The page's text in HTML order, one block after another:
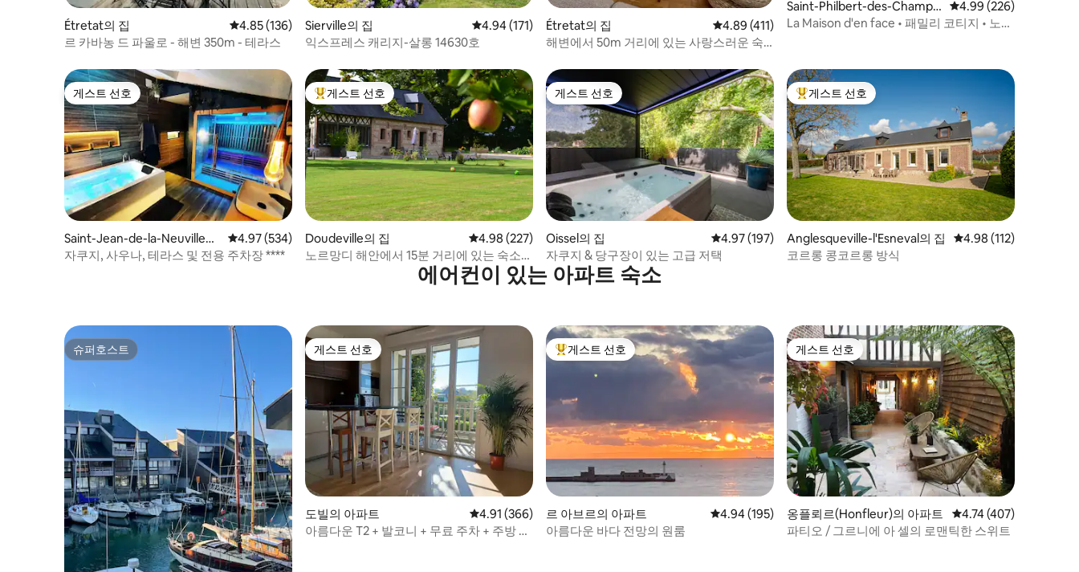
Étretat의 집 평점 4.85점(5점 만점), 후기 136개
4.85 (136)
르 카바농 드 파울로 - 해변 350m - 테라스
Sierville의 집 평점 4.94점(5점 만점), 후기 171개
4.94 (171)
익스프레스 캐리지-살롱 14630호
Étretat의 집 평점 4.89점(5점 만점), 후기 411개
4.89 (411)
해변에서 50m 거리에 있는 사랑스러운 숙
Saint-Philbert-des-Champs
의 집
평점 4.99점(5점 만점),
4.99 (226)
La Maison d'en face • 패밀리 코티지 • 노르
게스트 선호
게스트 선호
Saint-Jean-de-la-Neuville의
집
평점 4.97점(5점 만점), 후기 534개
4.97 (534)
자쿠지, 사우나, 테라스 및 전용 주차장 ****
상위 게스트 선호
게스트 선호
Doudeville의 집 평점 4.98점(5점 만점), 후기 227개
4.98 (227)
노르망디 해안에서 15분 거리에 있는 숙소
게스트 선호
게스트 선호
Oissel의 집 평점 4.97점(5점 만점), 후기 197개
4.97 (197)
자쿠지 & 당구장이 있는 고급 저택
상위 게스트 선호
게스트 선호
Anglesqueville-l'Esneval의 집 평점 4.98점(5점 만점),
4.98 (112)
코르롱 콩코르롱 방식
에어컨이 있는 아파트 숙소
슈퍼호스트
슈퍼호스트 게스트 선호
게스트 선호
도빌의 아파트 평점 4.91점(5점 만점), 후기 366개
4.91 (366)
아름다운 T2 + 발코니 + 무료 주차 + 주방 도
상위 게스트 선호
게스트 선호
르 아브르의 아파트 평점 4.94점(5점 만점), 후기 195개
4.94 (195)
아름다운 바다 전망의 원룸
게스트 선호
게스트 선호
옹플뢰르(Honfleur)의 아파트 평점 4.74점(5점 만점),
4.74 (407)
파티오 / 그르니에 아 셀의 로맨틱한 스위트